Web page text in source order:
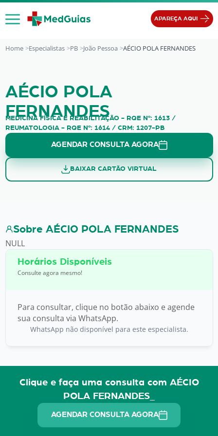
Ir para o conteúdo
APAREÇA AQUI
Home Especialistas PB João Pessoa AÉCIO POLA FERNANDES
AÉCIO POLA FERNANDES
AÉCIO POLA
FERNANDES
MEDICINA FÍSICA E REABILITAÇÃO - RQE Nº: 1613 /
REUMATOLOGIA - RQE Nº: 1614 / CRM: 1207-PB
AGENDAR CONSULTA AGORA
BAIXAR CARTÃO VIRTUAL
Sobre AÉCIO POLA FERNANDES
NULL
Horários Disponíveis
Consulte agora mesmo!
Para consultar, clique no botão abaixo e agende
sua consulta via WhatsApp.
WhatsApp não disponível para este especialista.
Clique e faça uma consulta com AÉCIO
POLA FERNANDES_
AGENDAR CONSULTA AGORA